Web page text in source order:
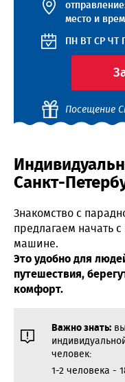
место и
ПН ВТ СР ЧТ
Посещение
Санкт-
Знакомство с
предлагаем начать
машине.
Это удобно для
путешествия,
комфорт.
Важно знать:
человек:
1-2 человека -